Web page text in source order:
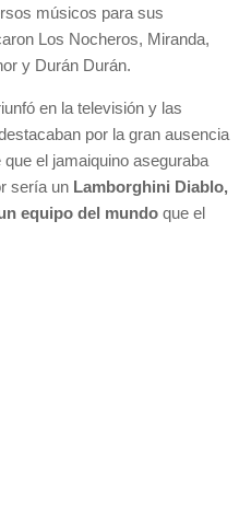
músicos para sus
Los Nocheros, Miranda,
y Durán Durán.
en la televisión y las
por la gran ausencia
el jamaiquino aseguraba
sería un Lamborghini Diablo,
equipo del mundo que el